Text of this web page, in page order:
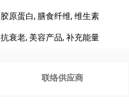
胶原蛋白, 膳食纤维, 维生素
抗衰老, 美容产品, 补充能量
联络供应商